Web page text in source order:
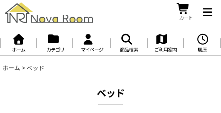
カート
ホーム カテゴリ マイページ 商品検索 ご利用案内 履歴
ホーム > ベッド
ベッド